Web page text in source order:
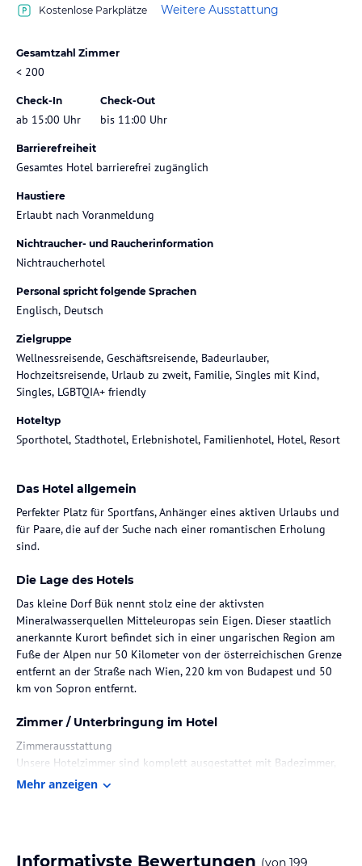
Kostenlose Parkplätze Weitere Ausstattung
Gesamtzahl Zimmer
< 200
Check-In
ab 15:00 Uhr
Check-Out
bis 11:00 Uhr
Barrierefreiheit
Gesamtes Hotel barrierefrei zugänglich
Haustiere
Erlaubt nach Voranmeldung
Nichtraucher- und Raucherinformation
Nichtraucherhotel
Personal spricht folgende Sprachen
Englisch, Deutsch
Zielgruppe
Wellnessreisende, Geschäftsreisende, Badeurlauber,
Hochzeitsreisende, Urlaub zu zweit, Familie, Singles mit Kind,
Singles, LGBTQIA+ friendly
Hoteltyp
Sporthotel, Stadthotel, Erlebnishotel, Familienhotel, Hotel, Resort
Das Hotel allgemein
Perfekter Platz für Sportfans, Anhänger eines aktiven Urlaubs und
für Paare, die auf der Suche nach einer romantischen Erholung
sind.
Die Lage des Hotels
Das kleine Dorf Bük nennt stolz eine der aktivsten
Mineralwasserquellen Mitteleuropas sein Eigen. Dieser staatlich
anerkannte Kurort befindet sich in einer ungarischen Region am
Fuße der Alpen nur 50 Kilometer von der österreichischen Grenze
entfernt an der Straße nach Wien, 220 km von Budapest und 50
km von Sopron entfernt.
Zimmer / Unterbringung im Hotel
Zimmerausstattung
Unsere Hotelzimmer sind komplett ausgestattet mit Badezimmer,
LCD Fernseher, Direktwahltelefon, Bademantel, Haarföhn, Radio,
Mehr anzeigen
Informativste Bewertungen (von 199